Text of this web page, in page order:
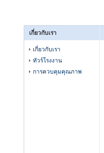
เกี่ยวกับเรา
เกี่ยวกับเรา
ทัวร์โรงงาน
การควบคุมคุณภาพ